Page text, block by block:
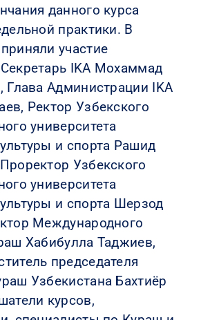
данного курса
практики. В
участие
IKA Мохаммад
Глава Администрации IKA
Ректор Узбекского
университета
и спорта Рашид
Узбекского
университета
и спорта Шерзод
Международного
Хабибулла Таджиев,
председателя
Узбекистана Бахтиёр
курсов,